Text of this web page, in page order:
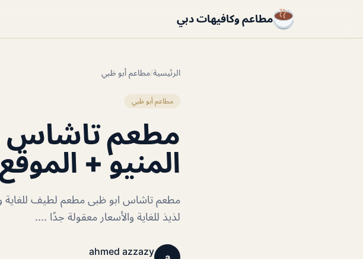
مطاعم وكافيهات دبي
الرئيسية/مطاعم أبو ظبي
مطاعم أبو ظبي
مطعم تاشاس
المنيو +
مطعم تاشاس ابو ظبى مطعم لطيف للغاية
لذيذ للغاية والأسعار معقولة جدًا ....
ahmed azzazy